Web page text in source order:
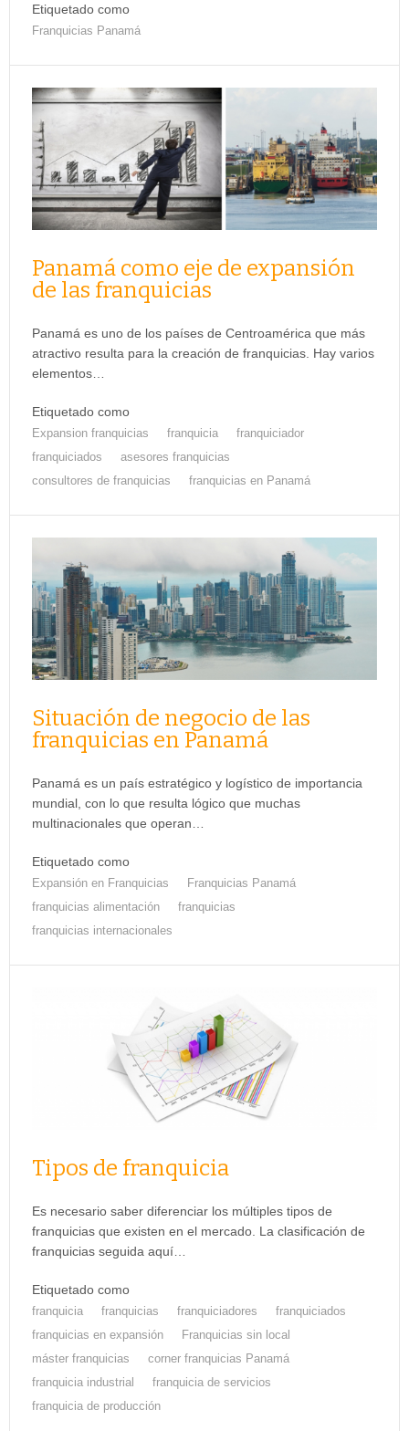
Etiquetado como
Franquicias Panamá
Panamá como eje de expansión
de las franquicias
Panamá es uno de los países de Centroamérica que más
atractivo resulta para la creación de franquicias. Hay varios
elementos…
Etiquetado como
Expansion franquicias franquicia
franquiciador
franquiciados
asesores franquicias
consultores de franquicias
franquicias en Panamá
Situación de negocio de las
franquicias en Panamá
Panamá es un país estratégico y logístico de importancia
mundial, con lo que resulta lógico que muchas
multinacionales que operan…
Etiquetado como
Expansión en Franquicias
Franquicias Panamá
franquicias alimentación
franquicias
franquicias internacionales
Tipos de franquicia
Es necesario saber diferenciar los múltiples tipos de
franquicias que existen en el mercado. La clasificación de
franquicias seguida aquí…
Etiquetado como
franquicia franquicias franquiciadores
franquiciados
franquicias en expansión
Franquicias sin local
máster franquicias
corner franquicias Panamá
franquicia industrial
franquicia de servicios
franquicia de producción